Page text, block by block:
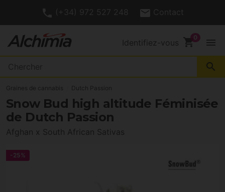
(+34) 972 527 248 Contact
Identifiez-vous shopping_cart menu
search
Graines de cannabis Dutch Passion
Snow Bud high altitude Féminisée
de Dutch Passion
Afghan x South African Sativas
-25%